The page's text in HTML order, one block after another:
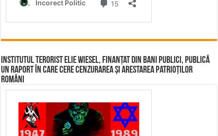
Institutul terorist Elie Wiesel, finanțat din bani publici, publică
un raport în care cere cenzurarea și arestarea patrioților
români